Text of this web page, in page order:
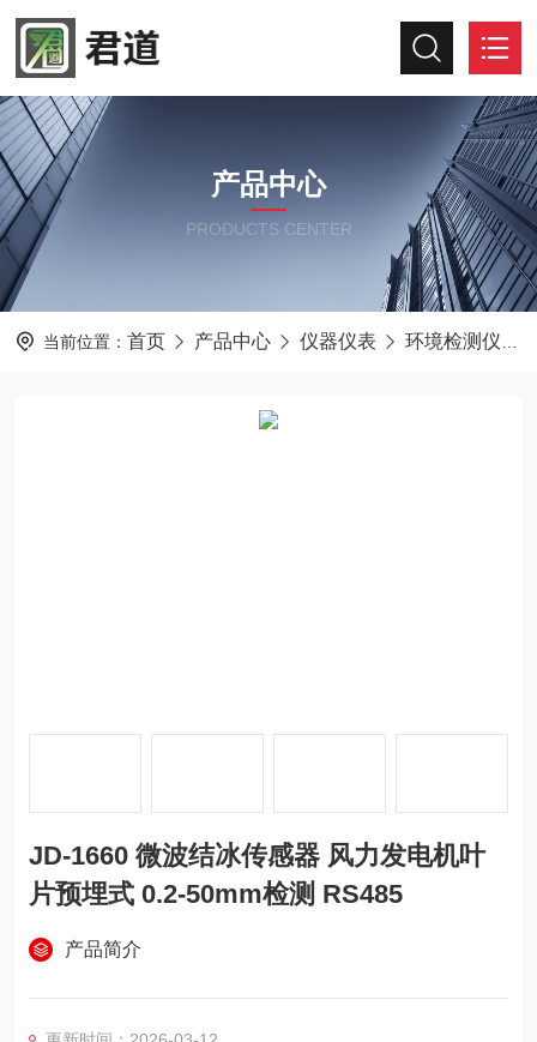
产品中心
PRODUCTS CENTER
当前位置： 首页 产品中心 仪器仪表 环境检测仪器
JD-1660 微波结冰传感器 风力发电机叶
片预埋式 0.2-50mm检测 RS485
产品简介